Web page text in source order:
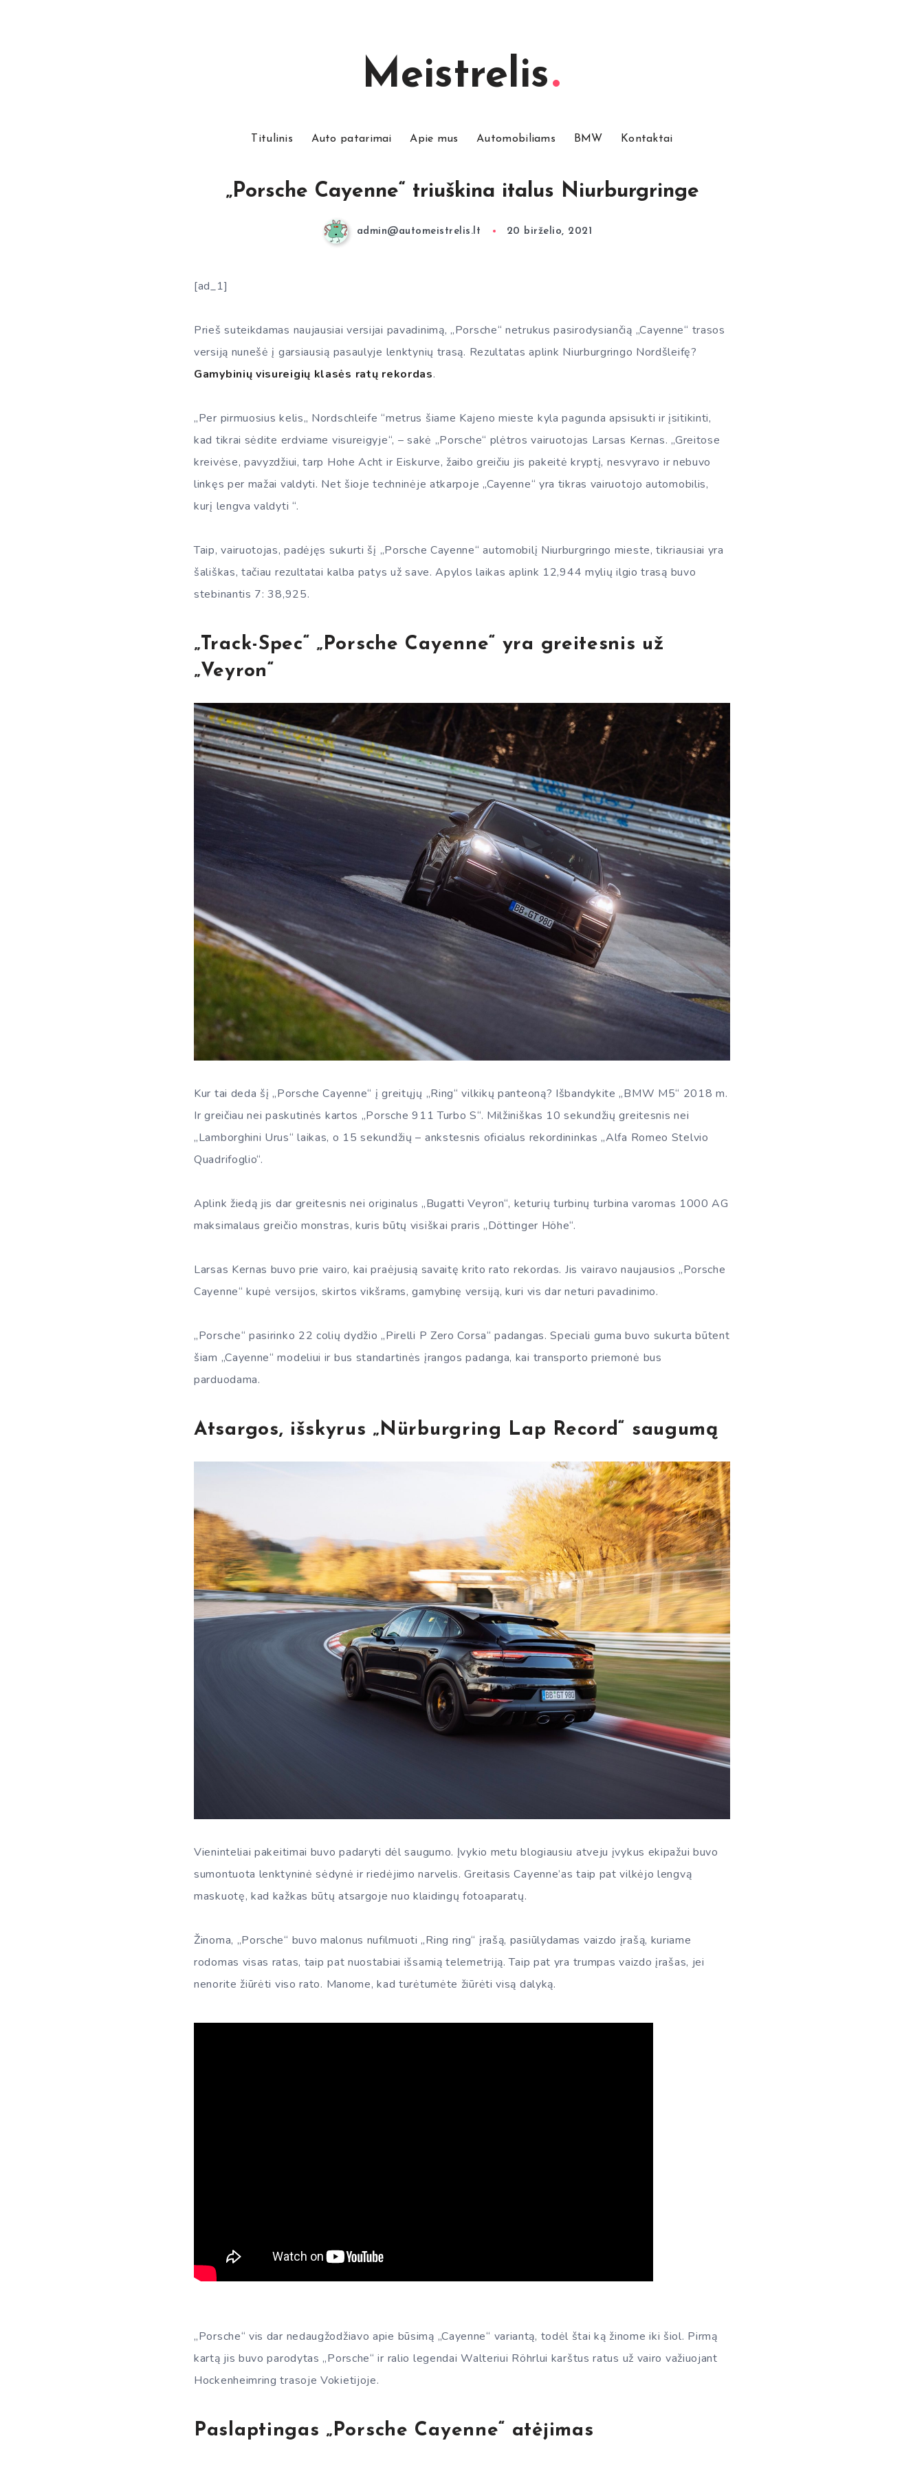
Meistrelis
Titulinis Auto patarimai Apie mus Automobiliams BMW Kontaktai
„Porsche Cayenne“ triuškina italus Niurburgringe
admin@automeistrelis.lt 20 birželio, 2021
[ad_1]
Prieš suteikdamas naujausiai versijai pavadinimą, „Porsche“ netrukus pasirodysiančią „Cayenne“ trasos
versiją nunešė į garsiausią pasaulyje lenktynių trasą. Rezultatas aplink Niurburgringo Nordšleifę?
Gamybinių visureigių klasės ratų rekordas.
„Per pirmuosius kelis„ Nordschleife “metrus šiame Kajeno mieste kyla pagunda apsisukti ir įsitikinti,
kad tikrai sėdite erdviame visureigyje“, – sakė „Porsche“ plėtros vairuotojas Larsas Kernas. „Greitose
kreivėse, pavyzdžiui, tarp Hohe Acht ir Eiskurve, žaibo greičiu jis pakeitė kryptį, nesvyravo ir nebuvo
linkęs per mažai valdyti. Net šioje techninėje atkarpoje „Cayenne“ yra tikras vairuotojo automobilis,
kurį lengva valdyti “.
Taip, vairuotojas, padėjęs sukurti šį „Porsche Cayenne“ automobilį Niurburgringo mieste, tikriausiai yra
šališkas, tačiau rezultatai kalba patys už save. Apylos laikas aplink 12,944 mylių ilgio trasą buvo
stebinantis 7: 38,925.
„Track-Spec“ „Porsche Cayenne“ yra greitesnis už
„Veyron“
Kur tai deda šį „Porsche Cayenne“ į greitųjų „Ring“ vilkikų panteoną? Išbandykite „BMW M5“ 2018 m.
Ir greičiau nei paskutinės kartos „Porsche 911 Turbo S“. Milžiniškas 10 sekundžių greitesnis nei
„Lamborghini Urus“ laikas, o 15 sekundžių – ankstesnis oficialus rekordininkas „Alfa Romeo Stelvio
Quadrifoglio“.
Aplink žiedą jis dar greitesnis nei originalus „Bugatti Veyron“, keturių turbinų turbina varomas 1000 AG
maksimalaus greičio monstras, kuris būtų visiškai praris „Döttinger Höhe“.
Larsas Kernas buvo prie vairo, kai praėjusią savaitę krito rato rekordas. Jis vairavo naujausios „Porsche
Cayenne“ kupė versijos, skirtos vikšrams, gamybinę versiją, kuri vis dar neturi pavadinimo.
„Porsche“ pasirinko 22 colių dydžio „Pirelli P Zero Corsa“ padangas. Speciali guma buvo sukurta būtent
šiam „Cayenne“ modeliui ir bus standartinės įrangos padanga, kai transporto priemonė bus
parduodama.
Atsargos, išskyrus „Nürburgring Lap Record“ saugumą
Vieninteliai pakeitimai buvo padaryti dėl saugumo. Įvykio metu blogiausiu atveju įvykus ekipažui buvo
sumontuota lenktyninė sėdynė ir riedėjimo narvelis. Greitasis Cayenne’as taip pat vilkėjo lengvą
maskuotę, kad kažkas būtų atsargoje nuo klaidingų fotoaparatų.
Žinoma, „Porsche“ buvo malonus nufilmuoti „Ring ring“ įrašą, pasiūlydamas vaizdo įrašą, kuriame
rodomas visas ratas, taip pat nuostabiai išsamią telemetriją. Taip pat yra trumpas vaizdo įrašas, jei
nenorite žiūrėti viso rato. Manome, kad turėtumėte žiūrėti visą dalyką.
„Porsche“ vis dar nedaugžodžiavo apie būsimą „Cayenne“ variantą, todėl štai ką žinome iki šiol. Pirmą
kartą jis buvo parodytas „Porsche“ ir ralio legendai Walteriui Röhrlui karštus ratus už vairo važiuojant
Hockenheimring trasoje Vokietijoje.
Paslaptingas „Porsche Cayenne“ atėjimas